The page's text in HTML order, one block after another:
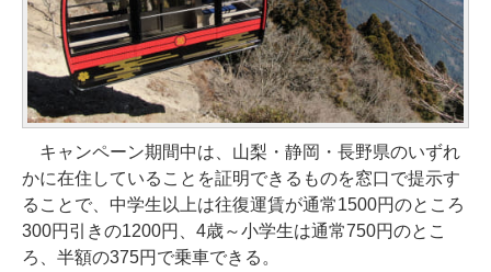
キャンペーン期間中は、山梨・静岡・長野県のいずれ
かに在住していることを証明できるものを窓口で提示す
ることで、中学生以上は往復運賃が通常1500円のところ
300円引きの1200円、4歳～小学生は通常750円のとこ
ろ、半額の375円で乗車できる。